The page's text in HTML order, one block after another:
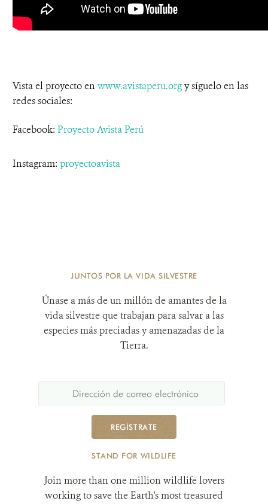
Vista el proyecto enwww.avistaperu.orgy síguelo en las
redes sociales:
Facebook: Proyecto Avista Perú
Instagram: proyectoavista
JUNTOS POR LA VIDA SILVESTRE
Únase a más de un millón de amantes de la
vida silvestre que trabajan para salvar a las
especies más preciadas y amenazadas de la
Tierra.
REGÍSTRATE
STAND FOR WILDLIFE
Join more than one million wildlife lovers
working to save the Earth's most treasured